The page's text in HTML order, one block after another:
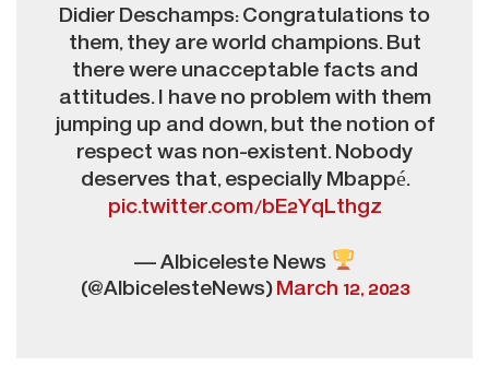
Didier Deschamps: Congratulations to
them, they are world champions. But
there were unacceptable facts and
attitudes. I have no problem with them
jumping up and down, but the notion of
respect was non-existent. Nobody
deserves that, especially Mbappé.
pic.twitter.com/bE2YqLthgz
— Albiceleste News
(@AlbicelesteNews)March 12, 2023